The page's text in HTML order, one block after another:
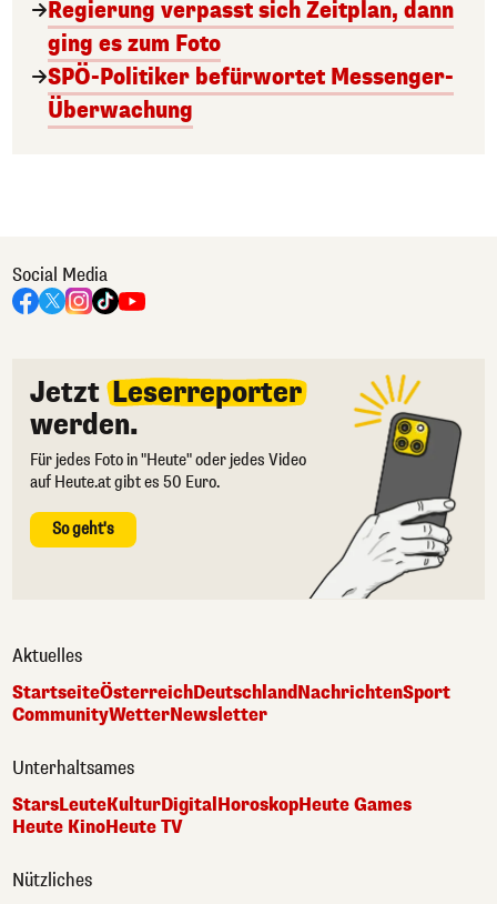
Regierung verpasst sich Zeitplan, dann
ging es zum Foto
SPÖ-Politiker befürwortet Messenger-
Überwachung
Social Media
Jetzt Leserreporter
werden.
Für jedes Foto in "Heute" oder jedes Video
auf Heute.at gibt es 50 Euro.
So geht's
Aktuelles
StartseiteÖsterreichDeutschlandNachrichtenSport
CommunityWetterNewsletter
Unterhaltsames
StarsLeuteKulturDigitalHoroskopHeute Games
Heute KinoHeute TV
Nützliches